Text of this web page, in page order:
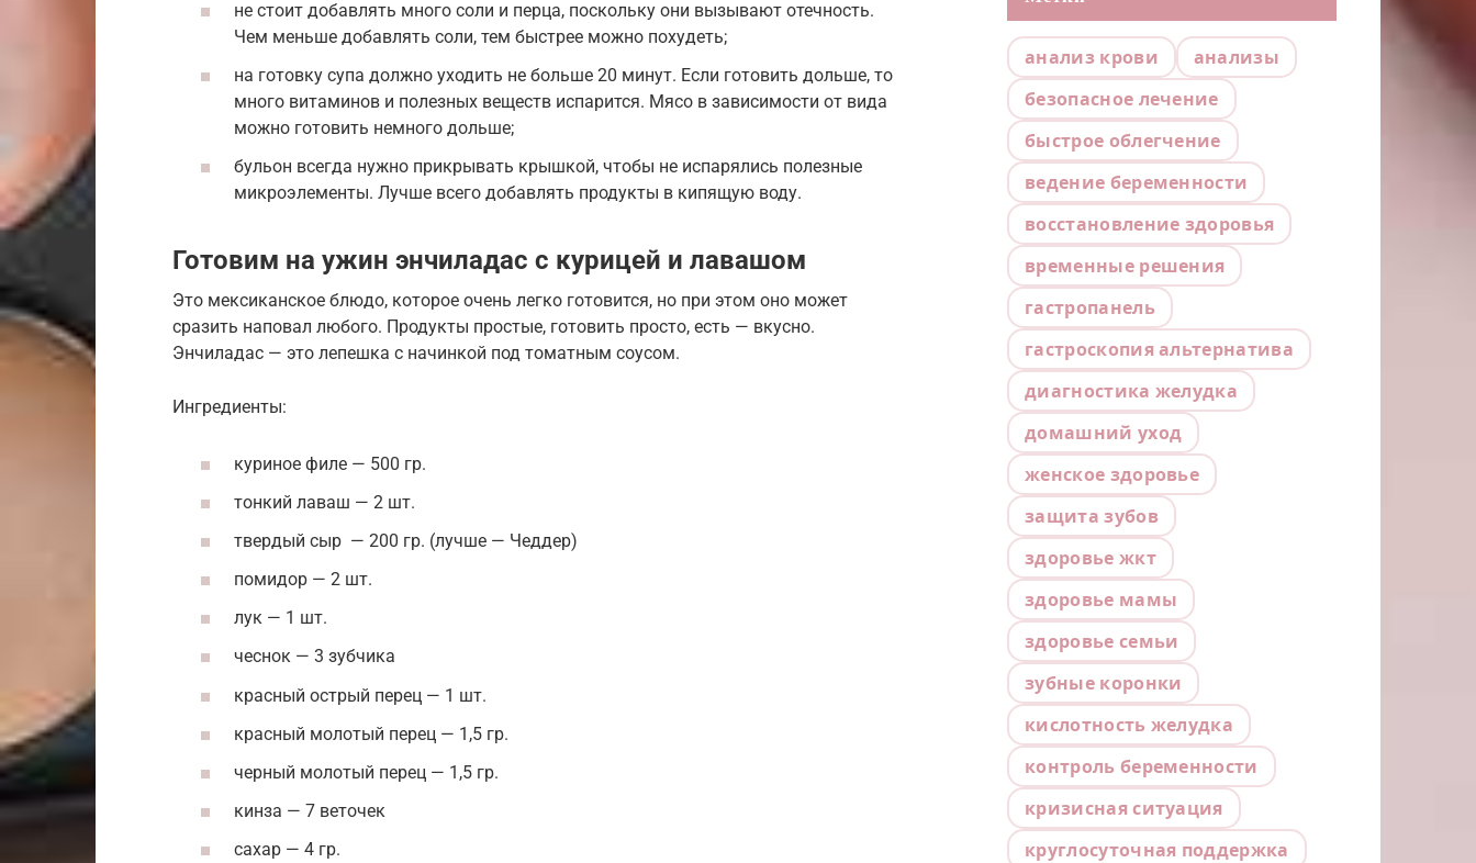
не стоит добавлять много соли и перца, поскольку они вызывают отечность.
Чем меньше добавлять соли, тем быстрее можно похудеть;
на готовку супа должно уходить не больше 20 минут. Если готовить дольше, то
много витаминов и полезных веществ испарится. Мясо в зависимости от вида
можно готовить немного дольше;
бульон всегда нужно прикрывать крышкой, чтобы не испарялись полезные
микроэлементы. Лучше всего добавлять продукты в кипящую воду.
Готовим на ужин энчиладас с курицей и лавашом
Это мексиканское блюдо, которое очень легко готовится, но при этом оно может
сразить наповал любого. Продукты простые, готовить просто, есть — вкусно.
Энчиладас — это лепешка с начинкой под томатным соусом.
Ингредиенты:
куриное филе — 500 гр.
тонкий лаваш — 2 шт.
твердый сыр — 200 гр. (лучше — Чеддер)
помидор — 2 шт.
лук — 1 шт.
чеснок — 3 зубчика
красный острый перец — 1 шт.
красный молотый перец — 1,5 гр.
черный молотый перец — 1,5 гр.
кинза — 7 веточек
сахар — 4 гр.
анализ крови
анализы
безопасное лечение
быстрое облегчение
ведение беременности
восстановление здоровья
временные решения
гастропанель
гастроскопия альтернатива
диагностика желудка
домашний уход
женское здоровье
защита зубов
здоровье жкт
здоровье мамы
здоровье семьи
зубные коронки
кислотность желудка
контроль беременности
кризисная ситуация
круглосуточная поддержка